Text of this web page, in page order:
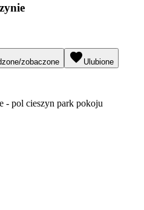
zobaczone favorite Ulubione